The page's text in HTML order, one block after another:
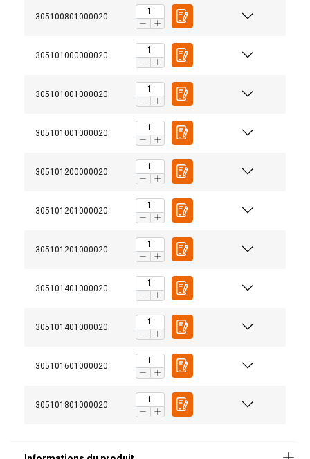
305100801000020
305101000000020
305101001000020
305101001000020
305101200000020
305101201000020
305101201000020
305101401000020
305101401000020
305101601000020
305101801000020
Non classifiés
ACCEPTER TOUT
REFUSER TOUT
AFFICHER LES DÉTAILS